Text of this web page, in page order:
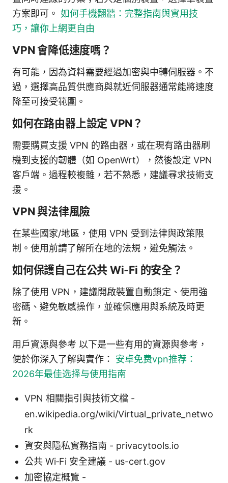
方案即可。 如何手機翻牆：完整指南與實用技
巧，讓你上網更自由
VPN 會降低速度嗎？
有可能，因為資料需要經過加密與中轉伺服器。不
過，選擇高品質供應商與就近伺服器通常能將速度
降至可接受範圍。
如何在路由器上設定 VPN？
需要購買支援 VPN 的路由器，或在現有路由器刷
機到支援的韌體（如 OpenWrt），然後設定 VPN
客戶端。過程較複雜，若不熟悉，建議尋求技術支
援。
VPN 與法律風險
在某些國家/地區，使用 VPN 受到法律與政策限
制。使用前請了解所在地的法規，避免觸法。
如何保護自己在公共 Wi‑Fi 的安全？
除了使用 VPN，建議開啟裝置自動鎖定、使用強
密碼、避免敏感操作，並確保應用與系統及時更
新。
用戶資源與參考 以下是一些有用的資源與參考，
便於你深入了解與實作： 安卓免费vpn推荐：
2026年最佳选择与使用指南
VPN 相關指引與技術文檔 -
en.wikipedia.org/wiki/Virtual_private_netwo
rk
資安與隱私實務指南 - privacytools.io
公共 Wi‑Fi 安全建議 - us-cert.gov
加密協定概覽 -